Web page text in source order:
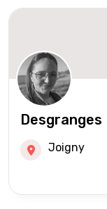
acquéreurs
réseau Iad
Joigny